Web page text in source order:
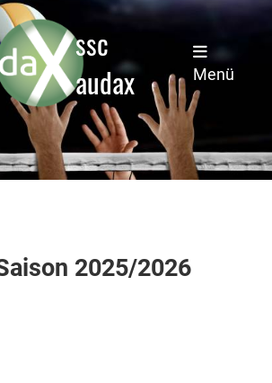
ssc
audax
Menü
2025/2026